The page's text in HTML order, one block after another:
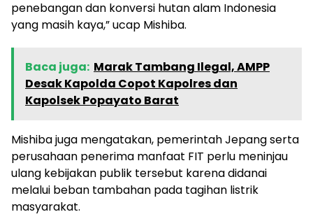
penebangan dan konversi hutan alam Indonesia
yang masih kaya,” ucap Mishiba.
Baca juga: Marak Tambang Ilegal, AMPP
Desak Kapolda Copot Kapolres dan
Kapolsek Popayato Barat
Mishiba juga mengatakan, pemerintah Jepang serta
perusahaan penerima manfaat FIT perlu meninjau
ulang kebijakan publik tersebut karena didanai
melalui beban tambahan pada tagihan listrik
masyarakat.